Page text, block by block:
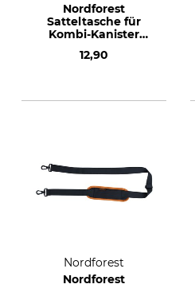
Nordforest
Satteltasche für
Kombi-Kanister
12,90
Nordforest
Nordforest